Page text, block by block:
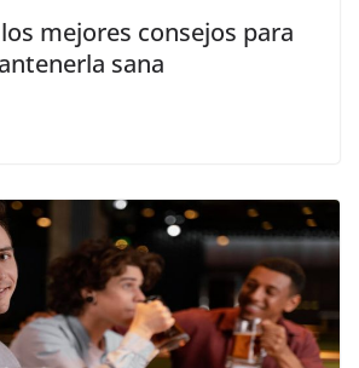
mejores consejos para
sana